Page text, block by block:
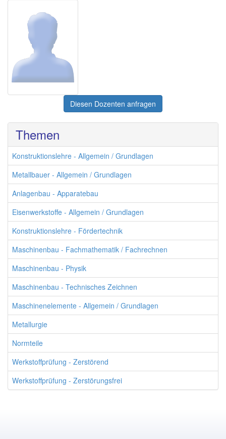
Diesen Dozenten anfragen
Themen
Konstruktionslehre - Allgemein / Grundlagen
Metallbauer - Allgemein / Grundlagen
Anlagenbau - Apparatebau
Eisenwerkstoffe - Allgemein / Grundlagen
Konstruktionslehre - Fördertechnik
Maschinenbau - Fachmathematik / Fachrechnen
Maschinenbau - Physik
Maschinenbau - Technisches Zeichnen
Maschinenelemente - Allgemein / Grundlagen
Metallurgie
Normteile
Werkstoffprüfung - Zerstörend
Werkstoffprüfung - Zerstörungsfrei